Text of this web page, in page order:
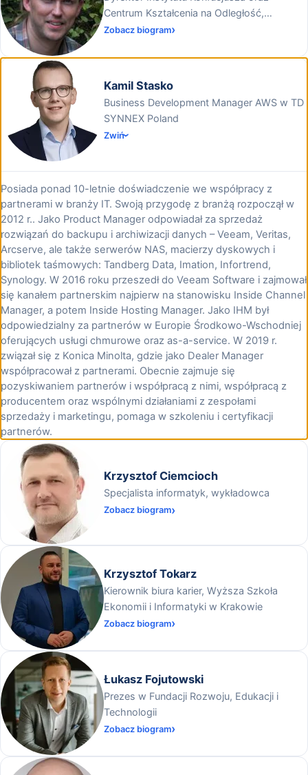
Centrum Kształcenia na Odległość,
Uniwersytet Wrocławski
Zobacz biogram
Kamil Stasko
Business Development Manager AWS w TD
SYNNEX Poland
Zwiń
Posiada ponad 10-letnie doświadczenie we współpracy z
partnerami w branży IT. Swoją przygodę z branżą rozpoczął w
2012 r.. Jako Product Manager odpowiadał za sprzedaż
rozwiązań do backupu i archiwizacji danych – Veeam, Veritas,
Arcserve, ale także serwerów NAS, macierzy dyskowych i
bibliotek taśmowych: Tandberg Data, Imation, Infortrend,
Synology. W 2016 roku przeszedł do Veeam Software i zajmował
się kanałem partnerskim najpierw na stanowisku Inside Channel
Manager, a potem Inside Hosting Manager. Jako IHM był
odpowiedzialny za partnerów w Europie Środkowo-Wschodniej
oferujących usługi chmurowe oraz as-a-service. W 2019 r.
związał się z Konica Minolta, gdzie jako Dealer Manager
współpracował z partnerami. Obecnie zajmuje się
pozyskiwaniem partnerów i współpracą z nimi, współpracą z
producentem oraz wspólnymi działaniami z zespołami
sprzedaży i marketingu, pomaga w szkoleniu i certyfikacji
partnerów.
Krzysztof Ciemcioch
Specjalista informatyk, wykładowca
Zobacz biogram
Krzysztof Tokarz
Kierownik biura karier, Wyższa Szkoła
Ekonomii i Informatyki w Krakowie
Zobacz biogram
Łukasz Fojutowski
Prezes w Fundacji Rozwoju, Edukacji i
Technologii
Zobacz biogram